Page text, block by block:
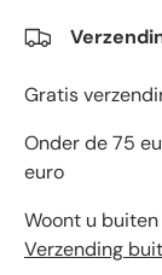
Gratis
Onder de 75
euro
Woont u buiten
Verzending